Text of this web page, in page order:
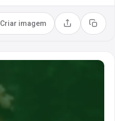
Criar imagem Compartilhar
Copiar